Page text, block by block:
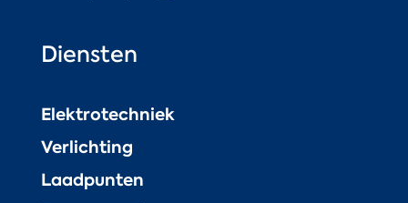
Diensten
Elektrotechniek
Verlichting
Laadpunten